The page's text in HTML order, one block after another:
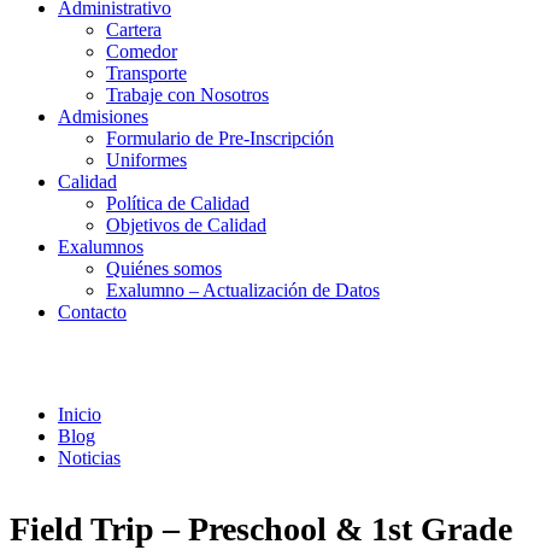
Administrativo
Cartera
Comedor
Transporte
Trabaje con Nosotros
Admisiones
Formulario de Pre-Inscripción
Uniformes
Calidad
Política de Calidad
Objetivos de Calidad
Exalumnos
Quiénes somos
Exalumno – Actualización de Datos
Contacto
Inicio
Blog
Noticias
Field Trip – Preschool & 1st Grade